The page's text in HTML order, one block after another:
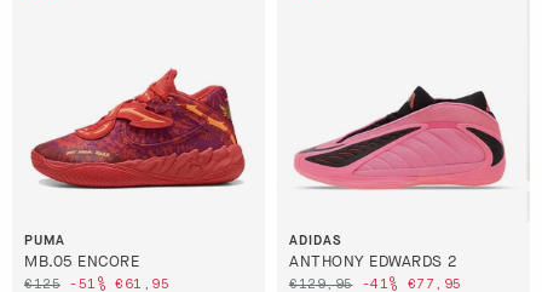
PUMA
MB.05 ENCORE
€125 -51% €61,95
ADIDAS
ANTHONY EDWARDS 2
€129,95 -41% €77,95